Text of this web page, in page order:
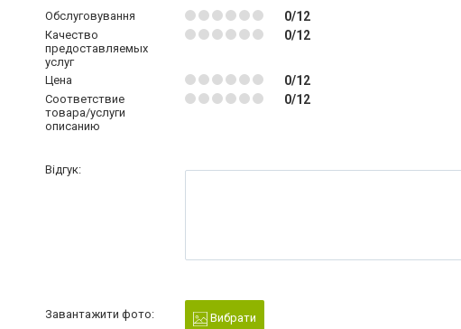
Обслуговування 0/12
Качество
предоставляемых
услуг
0/12
Цена 0/12
Соответствие
товара/услуги
описанию
0/12
Відгук:
Завантажити фото: Вибрати